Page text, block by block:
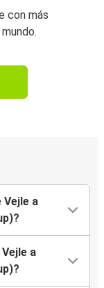
con más
Vejle a
a